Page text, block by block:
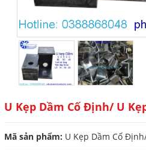
U Kẹp Dầm Cố Định/ U
Mã sản phẩm: U Kẹp Dầm Cố